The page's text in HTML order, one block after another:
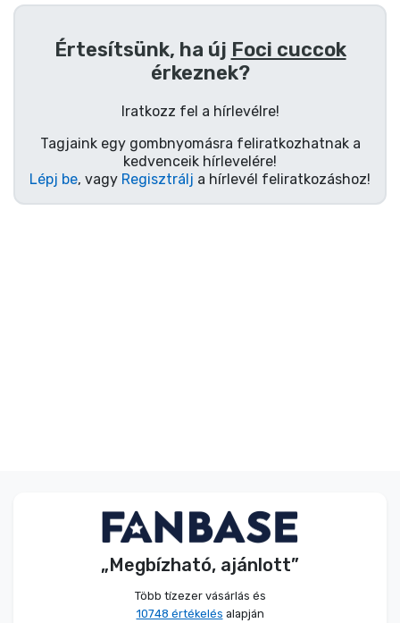
Értesítsünk, ha új Foci cuccok
érkeznek?
Iratkozz fel a hírlevélre!
Tagjaink egy gombnyomásra feliratkozhatnak a
kedvenceik hírlevelére!
Lépj be, vagy Regisztrálj a hírlevél feliratkozáshoz!
„Megbízható, ajánlott”
Több tízezer vásárlás és
10748 értékelés alapján
Előrendelhető cuccok
Outlet cuccok
Ajándékkártya
Szállítás és fizetés
Sorozatos cuccok
Terméktípusok